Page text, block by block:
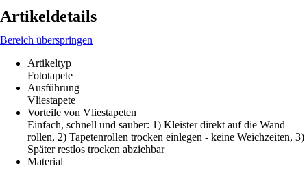
Artikeldetails
Bereich überspringen
Artikeltyp
Fototapete
Ausführung
Vliestapete
Vorteile von Vliestapeten
Einfach, schnell und sauber: 1) Kleister direkt auf die Wand
rollen, 2) Tapetenrollen trocken einlegen - keine Weichzeiten, 3)
Später restlos trocken abziehbar
Material